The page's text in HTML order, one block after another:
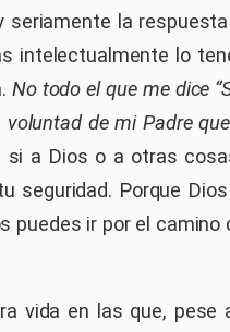
seriamente la
intelectualmente lo
No todo el que me dice
de mi Padre
si a Dios o a otras
seguridad. Porque
puedes ir por el camino
vida en las que,